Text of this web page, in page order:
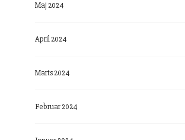
Maj 2024
April 2024
Marts 2024
Februar 2024